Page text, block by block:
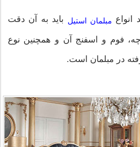
انواع مبلمان استیل باید به آن دقت
فوم و اسفنج آن و همچنین نوع
در مبلمان است.